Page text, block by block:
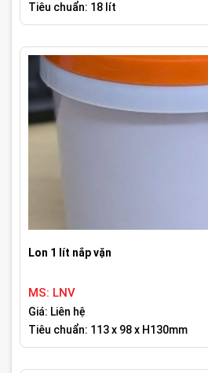
Tiêu chuẩn: 18 lít
Lon 1 lít nắp vặn
MS: LNV
Giá: Liên hệ
Tiêu chuẩn: 113 x 98 x H130mm